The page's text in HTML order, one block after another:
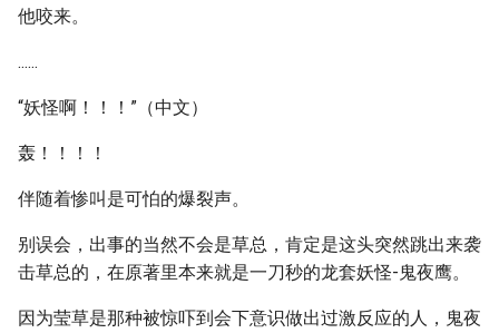
他咬来。
......
“妖怪啊！！！”（中文）
轰！！！！
伴随着惨叫是可怕的爆裂声。
别误会，出事的当然不会是草总，肯定是这头突然跳出来袭
击草总的，在原著里本来就是一刀秒的龙套妖怪-鬼夜鹰。
因为莹草是那种被惊吓到会下意识做出过激反应的人，鬼夜